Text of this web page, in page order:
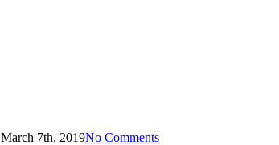
March 7th, 2019No Comments